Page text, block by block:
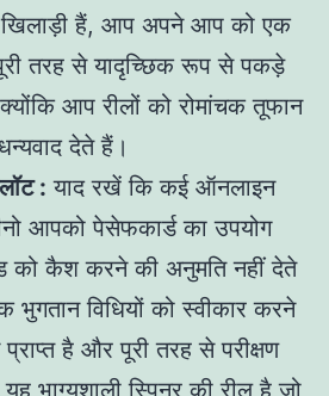
हैं, आप अपने आप को एक
तरह से यादृच्छिक रूप से पकड़े
आप रीलों को रोमांचक तूफान
देते हैं।
: याद रखें कि कई ऑनलाइन
आपको पेसेफकार्ड का उपयोग
कैश करने की अनुमति नहीं देते
भुगतान विधियों को स्वीकार करने
है और पूरी तरह से परीक्षण
भाग्यशाली स्पिनर की रील है जो